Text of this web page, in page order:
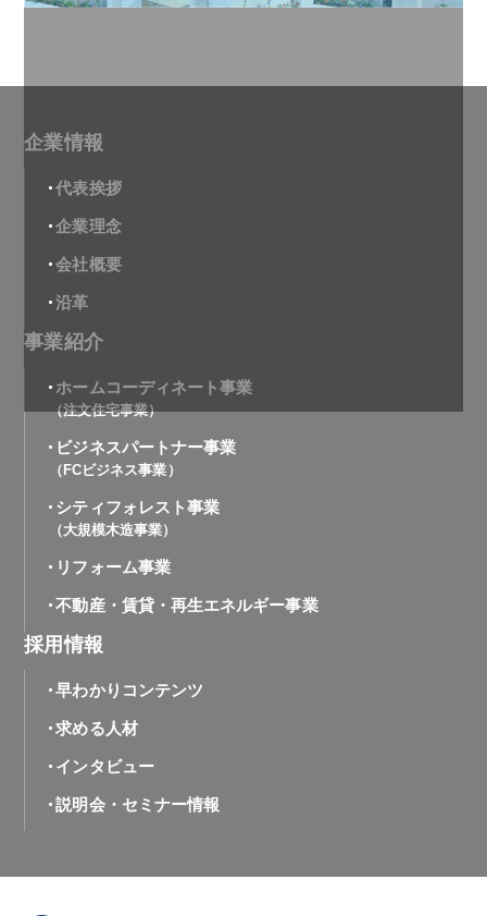
企業情報
代表挨拶
企業理念
会社概要
沿革
事業紹介
ホームコーディネート事業
（注文住宅事業）
ビジネスパートナー事業
（FCビジネス事業）
シティフォレスト事業
（大規模木造事業）
リフォーム事業
不動産・賃貸・再生エネルギー事業
採用情報
早わかりコンテンツ
求める人材
インタビュー
説明会・セミナー情報